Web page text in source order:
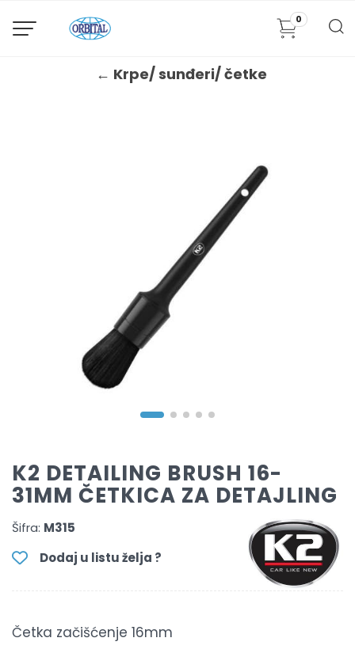
0
← Krpe/ sunđeri/ četke
K2 DETAILING BRUSH 16-
31MM ČETKICA ZA DETAJLING
Šifra: M315
Dodaj u listu želja ?
Četka začišćenje 16mm